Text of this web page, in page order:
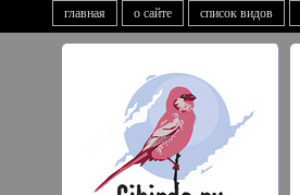
главная о сайте список видов